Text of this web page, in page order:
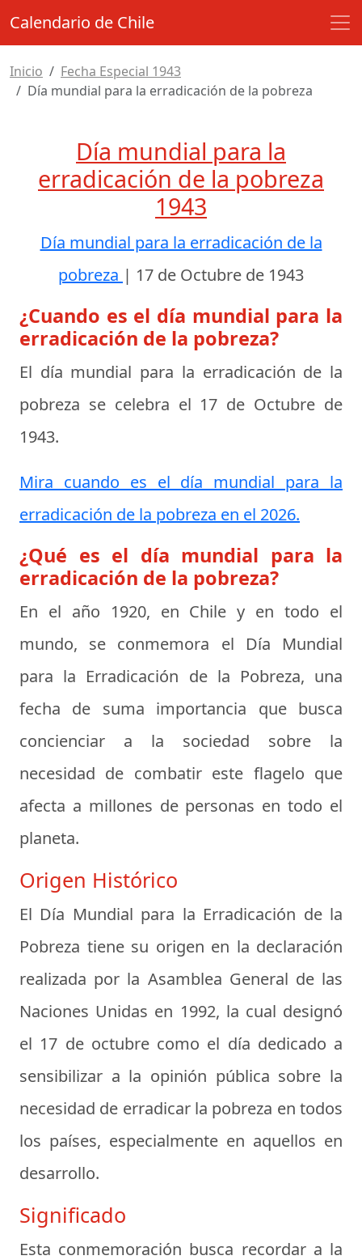
Calendario de Chile
Inicio
Fecha Especial 1943
Día mundial para la erradicación de la pobreza
Día mundial para la
erradicación de la pobreza
1943
Día mundial para la erradicación de la
pobreza | 17 de Octubre de 1943
¿Cuando es el día mundial para la
erradicación de la pobreza?
El día mundial para la erradicación de la
pobreza se celebra el 17 de Octubre de
1943.
Mira cuando es el día mundial para la
erradicación de la pobreza en el 2026.
¿Qué es el día mundial para la
erradicación de la pobreza?
En el año 1920, en Chile y en todo el
mundo, se conmemora el Día Mundial
para la Erradicación de la Pobreza, una
fecha de suma importancia que busca
concienciar a la sociedad sobre la
necesidad de combatir este flagelo que
afecta a millones de personas en todo el
planeta.
Origen Histórico
El Día Mundial para la Erradicación de la
Pobreza tiene su origen en la declaración
realizada por la Asamblea General de las
Naciones Unidas en 1992, la cual designó
el 17 de octubre como el día dedicado a
sensibilizar a la opinión pública sobre la
necesidad de erradicar la pobreza en todos
los países, especialmente en aquellos en
desarrollo.
Significado
Esta conmemoración busca recordar a la